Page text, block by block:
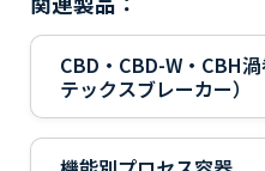
CBD・CBD-W・CBH
テックスブレーカー）